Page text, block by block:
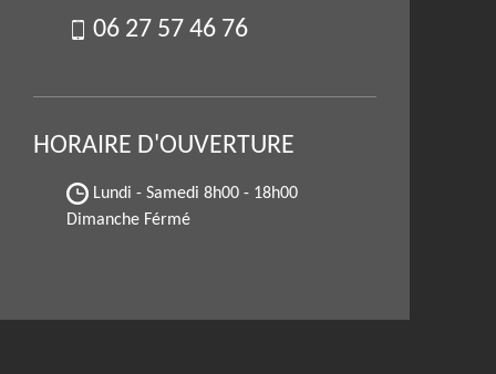
06 27 57 46 76
HORAIRE D'OUVERTURE
Lundi - Samedi 8h00 - 18h00
Dimanche Férmé